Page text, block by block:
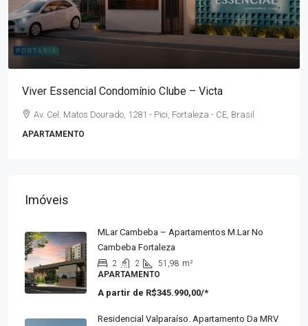
A partir de R$294.990,00/*
Parque Marista MRV | Centro – Fortaleza
Rua Conselheiro Tristão - Centro, Fortaleza - CE, Brasil
2 38,80
MLar Cambeba – Apartamentos M.lar No
Cambeba Fortaleza
2 2 51,98